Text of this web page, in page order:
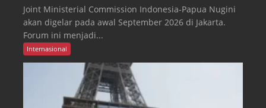
Joint Ministerial Commission Indonesia-Papua Nugini
akan digelar pada awal September 2026 di Jakarta.
Forum ini menjadi...
Internasional